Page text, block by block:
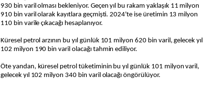
930 bin varil olması bekleniyor. Geçen yıl bu rakam yaklaşık 11 milyon
910 bin varil olarak kayıtlara geçmişti. 2024'te ise üretimin 13 milyon
110 bin varile çıkacağı hesaplanıyor.
Küresel petrol arzının bu yıl günlük 101 milyon 620 bin varil, gelecek yıl
102 milyon 190 bin varil olacağı tahmin ediliyor.
Öte yandan, küresel petrol tüketiminin bu yıl günlük 101 milyon varil,
gelecek yıl 102 milyon 340 bin varil olacağı öngörülüyor.